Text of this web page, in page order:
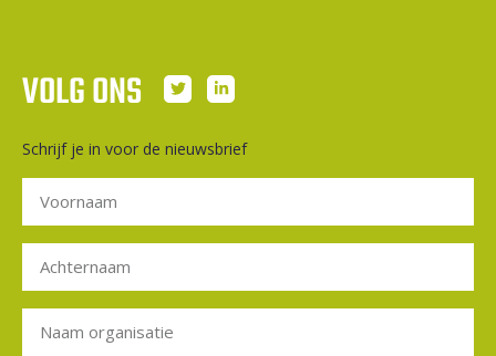
VOLG ONS
Schrijf je in voor de nieuwsbrief